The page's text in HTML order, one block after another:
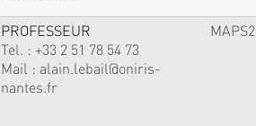
PROFESSEUR
Tel. : +33 2 51 78 54 73
Mail : alain.lebail@oniris-
nantes.fr
MAPS2